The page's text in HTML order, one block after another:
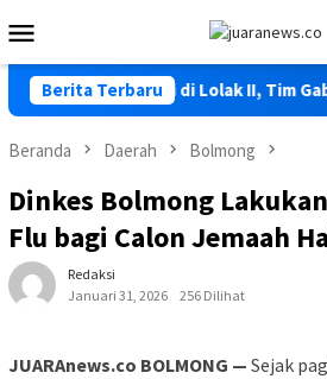
ke
kontenMobile
Berita Terbaru
Kembali Terjadi di Lolak II, Tim
Beranda Daerah Bolmong
Dinkes Bolmong
Flu bagi Calon Jemaah
Redaksi
Januari 31, 2026
256 Dilihat
JUARAnews.co BOLMONG — Sejak